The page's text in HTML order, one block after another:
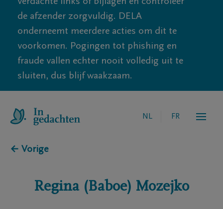
de afzender zorgvuldig. DELA
onderneemt meerdere acties om dit te
voorkomen. Pogingen tot phishing en
fraude vallen echter nooit volledig uit te
sluiten, dus blijf waakzaam.
NL FR
← Vorige
Regina (Baboe) Mozejko